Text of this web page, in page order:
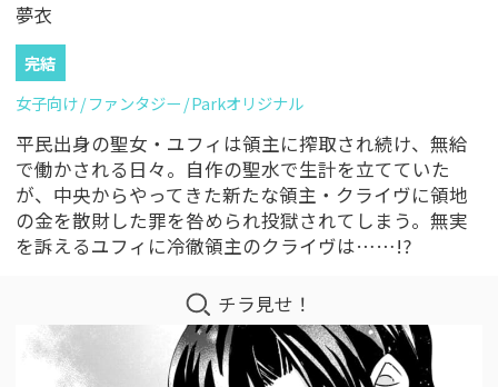
夢衣
完結
女子向け ファンタジー Parkオリジナル
平民出身の聖女・ユフィは領主に搾取され続け、無給
で働かされる日々。自作の聖水で生計を立てていた
が、中央からやってきた新たな領主・クライヴに領地
の金を散財した罪を咎められ投獄されてしまう。無実
を訴えるユフィに冷徹領主のクライヴは……!?
チラ見せ！